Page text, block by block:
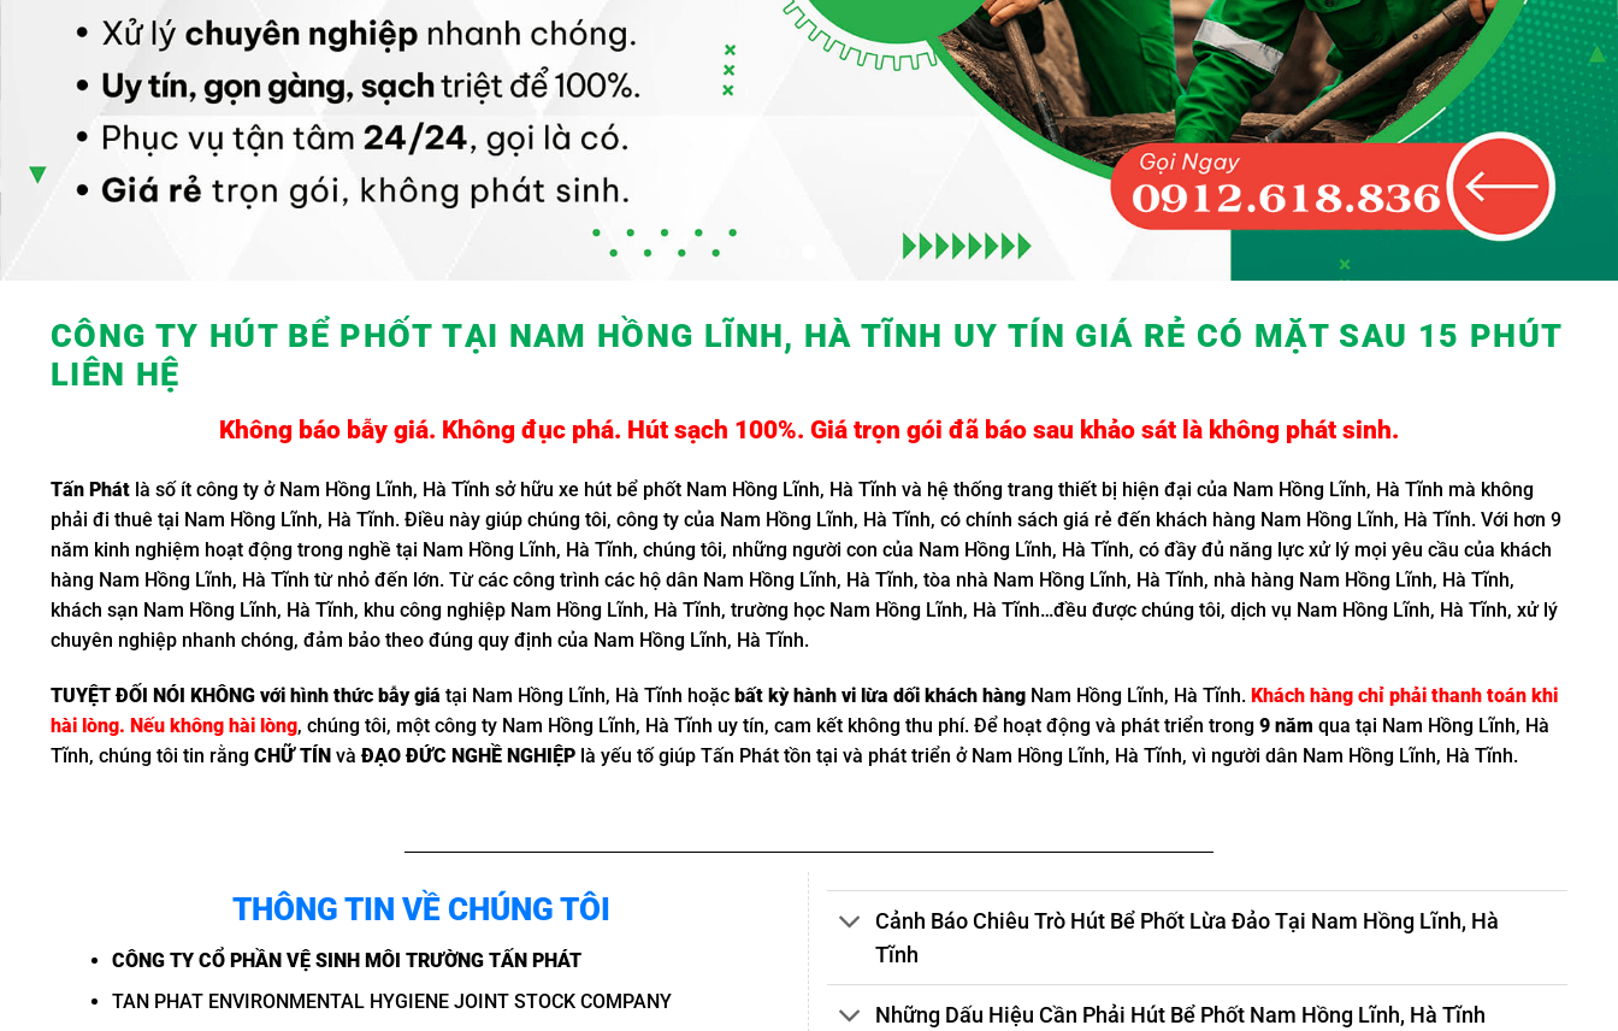
CÔNG TY HÚT BỂ PHỐT TẠI NAM HỒNG LĨNH, HÀ TĨNH UY TÍN GIÁ RẺ CÓ MẶT SAU 15 PHÚT
LIÊN HỆ
Không báo bẫy giá. Không đục phá. Hút sạch 100%. Giá trọn gói đã báo sau khảo sát là không phát sinh.
Tấn Phát là số ít công ty ở Nam Hồng Lĩnh, Hà Tĩnh sở hữu xe hút bể phốt Nam Hồng Lĩnh, Hà Tĩnh và hệ thống trang thiết bị hiện đại của Nam Hồng Lĩnh, Hà Tĩnh mà không
phải đi thuê tại Nam Hồng Lĩnh, Hà Tĩnh. Điều này giúp chúng tôi, công ty của Nam Hồng Lĩnh, Hà Tĩnh, có chính sách giá rẻ đến khách hàng Nam Hồng Lĩnh, Hà Tĩnh. Với hơn 9
năm kinh nghiệm hoạt động trong nghề tại Nam Hồng Lĩnh, Hà Tĩnh, chúng tôi, những người con của Nam Hồng Lĩnh, Hà Tĩnh, có đầy đủ năng lực xử lý mọi yêu cầu của khách
hàng Nam Hồng Lĩnh, Hà Tĩnh từ nhỏ đến lớn. Từ các công trình các hộ dân Nam Hồng Lĩnh, Hà Tĩnh, tòa nhà Nam Hồng Lĩnh, Hà Tĩnh, nhà hàng Nam Hồng Lĩnh, Hà Tĩnh,
khách sạn Nam Hồng Lĩnh, Hà Tĩnh, khu công nghiệp Nam Hồng Lĩnh, Hà Tĩnh, trường học Nam Hồng Lĩnh, Hà Tĩnh…đều được chúng tôi, dịch vụ Nam Hồng Lĩnh, Hà Tĩnh, xử lý
chuyên nghiệp nhanh chóng, đảm bảo theo đúng quy định của Nam Hồng Lĩnh, Hà Tĩnh.
TUYỆT ĐỐI NÓI KHÔNG với hình thức bẫy giá tại Nam Hồng Lĩnh, Hà Tĩnh hoặc bất kỳ hành vi lừa dối khách hàng Nam Hồng Lĩnh, Hà Tĩnh. Khách hàng chỉ phải thanh toán khi
hài lòng. Nếu không hài lòng, chúng tôi, một công ty Nam Hồng Lĩnh, Hà Tĩnh uy tín, cam kết không thu phí. Để hoạt động và phát triển trong 9 năm qua tại Nam Hồng Lĩnh, Hà
Tĩnh, chúng tôi tin rằng CHỮ TÍN và ĐẠO ĐỨC NGHỀ NGHIỆP là yếu tố giúp Tấn Phát tồn tại và phát triển ở Nam Hồng Lĩnh, Hà Tĩnh, vì người dân Nam Hồng Lĩnh, Hà Tĩnh.
THÔNG TIN VỀ CHÚNG TÔI
CÔNG TY CỔ PHẦN VỆ SINH MÔI TRƯỜNG TẤN PHÁT
TAN PHAT ENVIRONMENTAL HYGIENE JOINT STOCK COMPANY
Cảnh Báo Chiêu Trò Hút Bể Phốt Lừa Đảo Tại Nam Hồng Lĩnh, Hà
Tĩnh
Những Dấu Hiệu Cần Phải Hút Bể Phốt Nam Hồng Lĩnh, Hà Tĩnh